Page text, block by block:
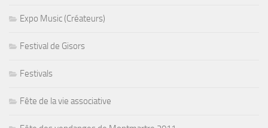
Expo Music (Créateurs)
Festival de Gisors
Festivals
Fête de la vie associative